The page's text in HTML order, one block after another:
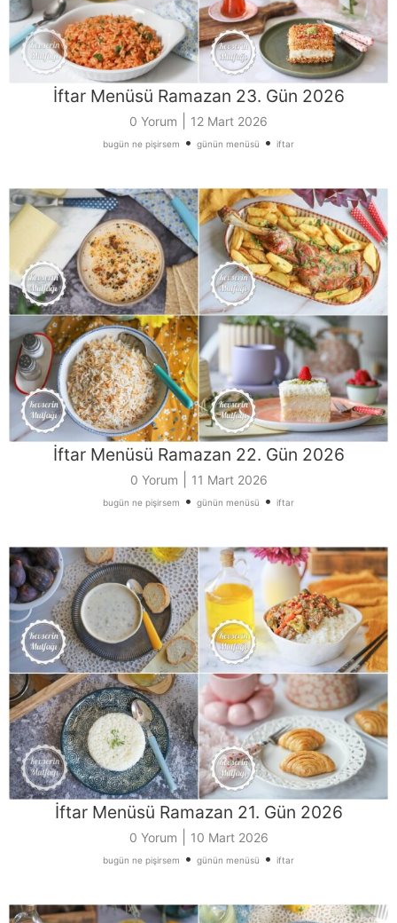
İftar Menüsü Ramazan 23. Gün 2026
0 Yorum 12 Mart 2026
bugün ne pişirsem • günün menüsü • iftar
İftar Menüsü Ramazan 22. Gün 2026
0 Yorum 11 Mart 2026
bugün ne pişirsem • günün menüsü • iftar
İftar Menüsü Ramazan 21. Gün 2026
0 Yorum 10 Mart 2026
bugün ne pişirsem • günün menüsü • iftar